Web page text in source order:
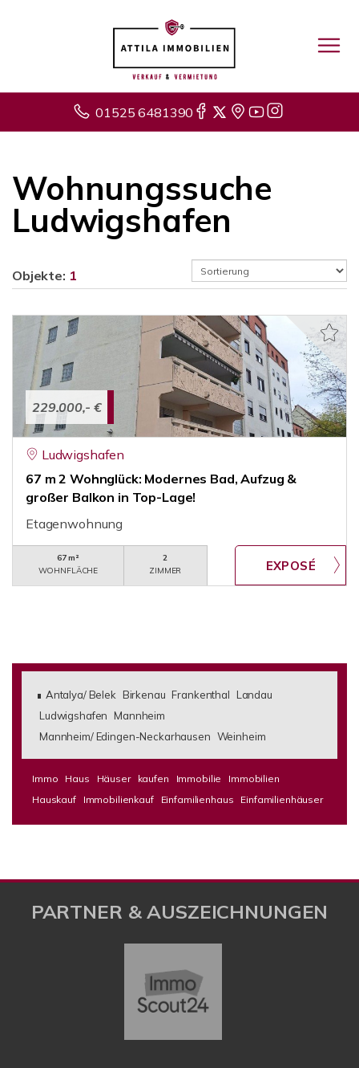
01525 6481390
Wohnungssuche
Ludwigshafen
Objekte: 1
229.000,- €
Ludwigshafen
67 m 2 Wohnglück: Modernes Bad, Aufzug &
großer Balkon in Top-Lage!
Etagenwohnung
67 m²
WOHNFLÄCHE
2
ZIMMER
Antalya/ Belek Birkenau Frankenthal
Landau
Ludwigshafen
Mannheim
Mannheim/ Edingen-Neckarhausen Weinheim
Immo Haus Häuser kaufen Immobilie
Immobilien
Hauskauf
Immobilienkauf Einfamilienhaus Einfamilienhäuser
PARTNER & AUSZEICHNUNGEN